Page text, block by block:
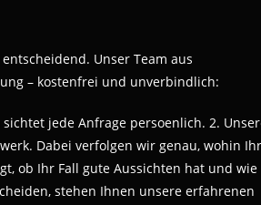
Unser Team aus
– kostenfrei und unverbindlich:
jede Anfrage persoenlich. 2.
Dabei verfolgen wir genau, wohin
ob Ihr Fall gute Aussichten hat und wie
stehen Ihnen unsere erfahrenen